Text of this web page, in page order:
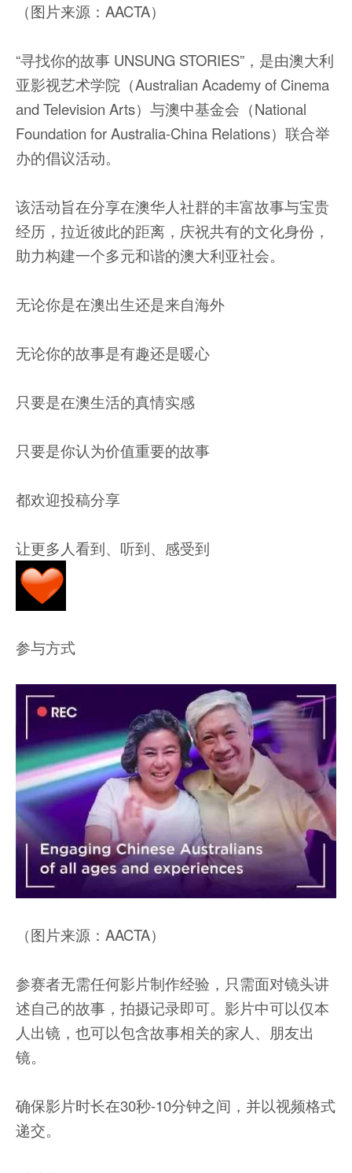
（图片来源：AACTA）
“寻找你的故事 UNSUNG STORIES”，是由澳大利
亚影视艺术学院（Australian Academy of Cinema
and Television Arts）与澳中基金会（National
Foundation for Australia-China Relations）联合举
办的倡议活动。
该活动旨在分享在澳华人社群的丰富故事与宝贵
经历，拉近彼此的距离，庆祝共有的文化身份，
助力构建一个多元和谐的澳大利亚社会。
无论你是在澳出生还是来自海外
无论你的故事是有趣还是暖心
只要是在澳生活的真情实感
只要是你认为价值重要的故事
都欢迎投稿分享
让更多人看到、听到、感受到
参与方式
（图片来源：AACTA）
参赛者无需任何影片制作经验，只需面对镜头讲
述自己的故事，拍摄记录即可。影片中可以仅本
人出镜，也可以包含故事相关的家人、朋友出
镜。
确保影片时长在30秒-10分钟之间，并以视频格式
递交。